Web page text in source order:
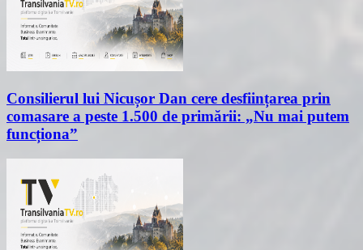
Consilierul lui Nicușor Dan cere desființarea prin
comasare a peste 1.500 de primării: „Nu mai putem
funcționa”